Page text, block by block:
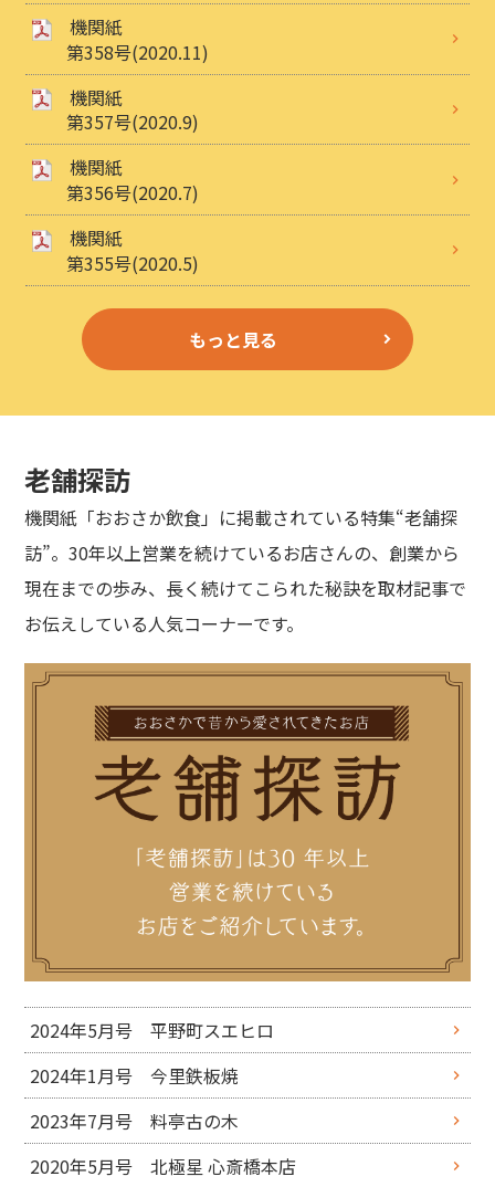
機関紙
第358号(2020.11)
機関紙
第357号(2020.9)
機関紙
第356号(2020.7)
機関紙
第355号(2020.5)
もっと見る
老舗探訪
機関紙「おおさか飲食」に掲載されている特集“老舗探
訪”。30年以上営業を続けているお店さんの、創業から
現在までの歩み、長く続けてこられた秘訣を取材記事で
お伝えしている人気コーナーです。
2024年5月号 平野町スエヒロ
2024年1月号 今里鉄板焼
2023年7月号 料亭古の木
2020年5月号 北極星 心斎橋本店